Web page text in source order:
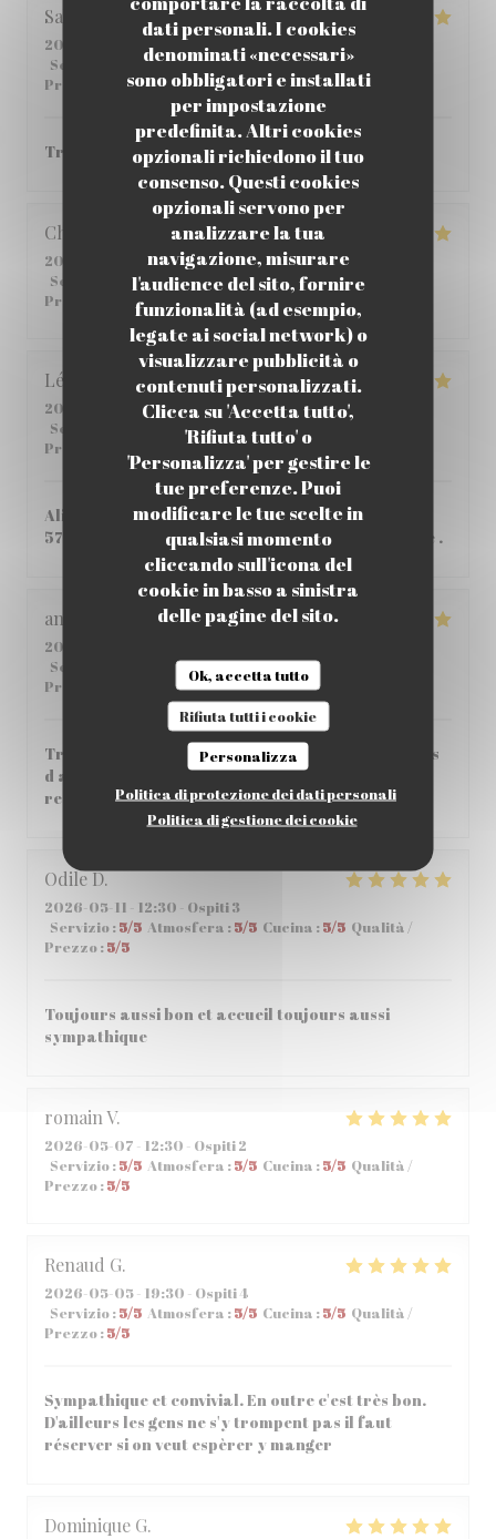
dati personali. I cookies
denominati «necessari»
sono obbligatori e installati
per impostazione
predefinita. Altri cookies
opzionali richiedono il tuo
consenso. Questi cookies
opzionali servono per
analizzare la tua
navigazione, misurare
l'audience del sito, fornire
funzionalità (ad esempio,
legate ai social network) o
visualizzare pubblicità o
contenuti personalizzati.
Clicca su 'Accetta tutto',
'Rifiuta tutto' o
'Personalizza' per gestire le
tue preferenze. Puoi
modificare le tue scelte in
qualsiasi momento
cliccando sull'icona del
cookie in basso a sinistra
delle pagine del sito.
Ok, accetta tutto
Rifiuta tutti i cookie
Personalizza
Politica di protezione dei dati personali
Politica di gestione dei cookie
Sabria
2026-06-01
- 12:00 - Ospiti 6
Servizio
Atmosfera:4/5 Cucina:5/5 Qualità /
Prezzo
/5
Très bon ! je vous le recommande.
Christophe
2026-05-25
- 12:45 - Ospiti 2
Servizio
/5 Atmosfera :5/5 Cucina:4/5 Qualità /
Prezzo
Léane
2026-05-14
- 20:00 - Ospiti 2
Servizio
Atmosfera : /5 Cucina
Prezzo
Aliment de qualité, Très bon pas si cher que ça
57,80€ à 2 , personnel tres accueillant et aimable .
angeloz
2026-05-14
Servizio
Atmosfera:5/5 Cucina:
Prezzo
Très bonne crêperie agréable très bon service pas
d attente entre les plats très bon accueil je
recommande vivement
OdileD
2026-05-11 - 12:30 - Ospiti 3
Servizio:5/5 Atmosfera : 5/5 Cucina : 5/5 Qualità /
Prezzo:5/5
Toujours aussi bon et accueil toujours aussi
sympathique
romainV
2026-05-07 - 12:30 - Ospiti 2
Servizio:5/5 Atmosfera :5/5 Cucina :5/5 Qualità /
Prezzo:5/5
Renaud G
2026-05-05- 19:30 - Ospiti 4
Servizio:5/5 Atmosfera :5/5 Cucina :5/5 Qualità /
Prezzo:5/5
Sympathique et convivial. En outre c'est très bon.
D'ailleurs les gens ne s'y trompent pas il faut
réserver si on veut espèrer y manger
Dominique G